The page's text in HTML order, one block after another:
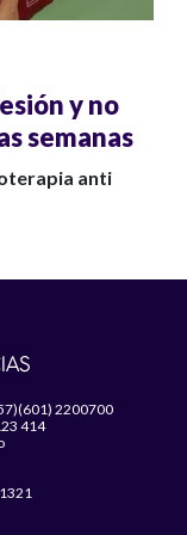
y no
semanas
anti
2200700
414